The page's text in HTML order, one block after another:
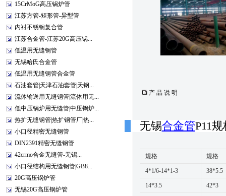
15CrMoG高压锅炉管
江苏方管-矩形管-异型管
内衬不锈钢复合管
江苏合金管-江苏20G高压锅...
低温用无缝钢管
无锡哈氏合金管
低温用无缝钢管合金管
石油套管|天津石油套管|天钢...
流体输送用无缝钢管|流体用无...
低中压锅炉用无缝管|中压锅炉...
热扩无缝钢管|热扩钢管厂|热...
小口径精密无缝钢管
DIN2391精密无缝钢管
42crmo合金无缝管-无锡...
小口径结构用无缝钢管|GB8...
20G高压锅炉管
无锡20G高压锅炉管
产 品 说 明
无锡合金管P11
规格 规格
4*1/6-14*1-3 38*5.5
14*3.5 42*3